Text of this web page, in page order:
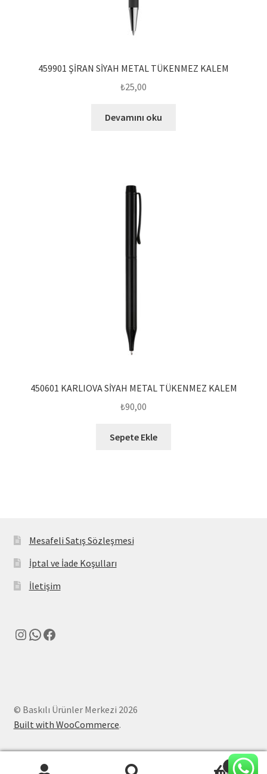
459901 ŞİRAN SİYAH METAL TÜKENMEZ KALEM
₺25,00
Devamını oku
450601 KARLIOVA SİYAH METAL TÜKENMEZ KALEM
₺90,00
Sepete Ekle
Mesafeli Satış Sözleşmesi
İptal ve İade Koşulları
İletişim
Instagram
WhatsApp
Facebook
© Baskılı Ürünler Merkezi 2026
Built with WooCommerce.